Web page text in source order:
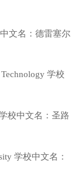
文名：德雷塞尔
学校
校中文名：圣路
学校中文名：